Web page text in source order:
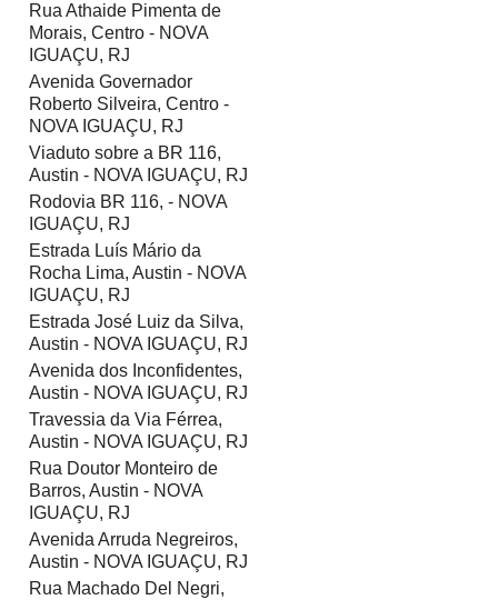
Rua Athaide Pimenta de
Morais, Centro - NOVA
IGUAÇU, RJ
Avenida Governador
Roberto Silveira, Centro -
NOVA IGUAÇU, RJ
Viaduto sobre a BR 116,
Austin - NOVA IGUAÇU, RJ
Rodovia BR 116, - NOVA
IGUAÇU, RJ
Estrada Luís Mário da
Rocha Lima, Austin - NOVA
IGUAÇU, RJ
Estrada José Luiz da Silva,
Austin - NOVA IGUAÇU, RJ
Avenida dos Inconfidentes,
Austin - NOVA IGUAÇU, RJ
Travessia da Via Férrea,
Austin - NOVA IGUAÇU, RJ
Rua Doutor Monteiro de
Barros, Austin - NOVA
IGUAÇU, RJ
Avenida Arruda Negreiros,
Austin - NOVA IGUAÇU, RJ
Rua Machado Del Negri,